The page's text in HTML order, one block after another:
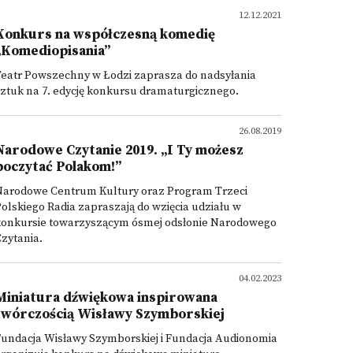
12.12.2021
na współczesną komedię
Powszechny w Łodzi zaprasza do nadsyłania
na 7. edycję konkursu dramaturgicznego.
26.08.2019
Czytanie 2019. „I Ty możesz
Polakom!”
Centrum Kultury oraz Program Trzeci
Radia zapraszają do wzięcia udziału w
towarzyszącym ósmej odsłonie Narodowego
04.02.2023
dźwiękowa inspirowana
Wisławy Szymborskiej
Wisławy Szymborskiej i Fundacja Audionomia